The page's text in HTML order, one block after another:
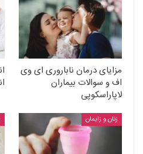
مزایای درمان ناباروری ای وی
اف و سوالات بیماران
لاپاراسکوپی
زنان و زایمان